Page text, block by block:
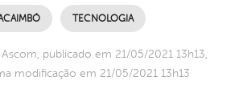
TECNOLOGIA
publicado em 21/05/2021 13h13,
modificação em 21/05/2021 13h13